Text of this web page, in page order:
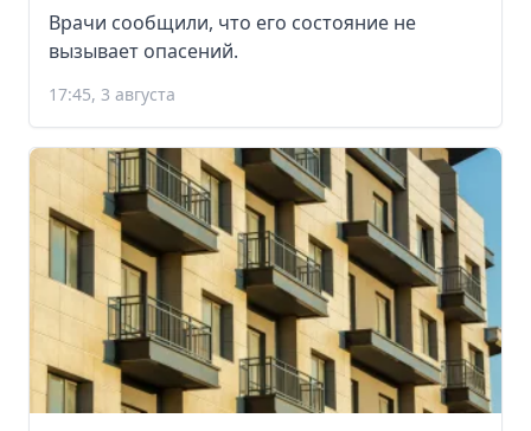
Врачи сообщили, что его состояние не
вызывает опасений.
17:45, 3 августа